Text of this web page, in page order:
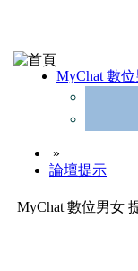
MyChat 數
»
論壇提示
MyChat 數位男女